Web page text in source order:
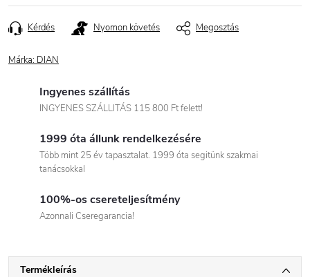
Kérdés Nyomon követés Megosztás
Márka: DIAN
Ingyenes szállítás
INGYENES SZÁLLITÁS 115 800 Ft felett!
1999 óta állunk rendelkezésére
Több mint 25 év tapasztalat. 1999 óta segitünk szakmai
tanácsokkal
100%-os csereteljesítmény
Azonnali Cseregarancia!
Termékleírás